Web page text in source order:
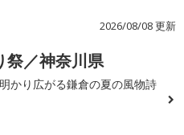
2026/08/08 更新
祭／神奈川県
かり広がる鎌倉の夏の風物詩